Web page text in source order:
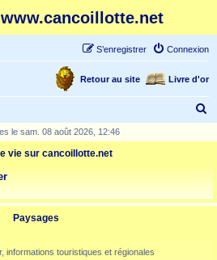
Connexion
S’enregistrer
Livre d'or
Retour au site
r
le sam. 08 août 2026, 12:46
vie sur cancoillotte.net
Paysages
informations touristiques et régionales